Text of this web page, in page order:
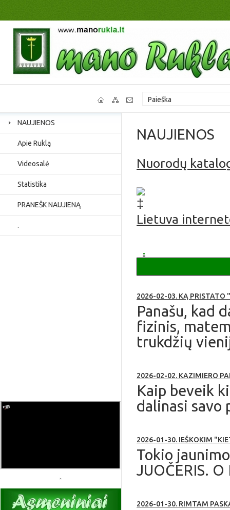
NAUJIENOS
Apie Ruklą
Videosalė
Statistika
PRANEŠK NAUJIENĄ
.
NAUJIENOS
Nuorodų
Lietuva
.
2026-02-03. KĄ PRISTATO
Panašu, kad
fizinis,
trukdžių
2026-02-02. KAZIMIERO
Kaip beveik
dalinasi savo
2026-01-30. IEŠKOKIM
Tokio
JUOČERIS.
2026-01-30. RIMTAM